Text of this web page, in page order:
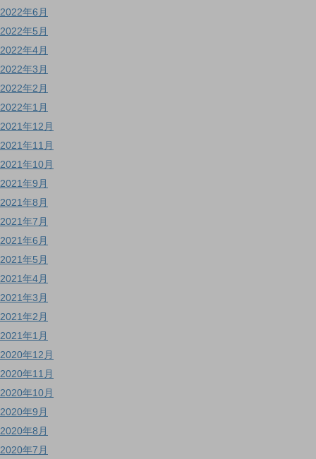
2022年6月
2022年5月
2022年4月
2022年3月
2022年2月
2022年1月
2021年12月
2021年11月
2021年10月
2021年9月
2021年8月
2021年7月
2021年6月
2021年5月
2021年4月
2021年3月
2021年2月
2021年1月
2020年12月
2020年11月
2020年10月
2020年9月
2020年8月
2020年7月